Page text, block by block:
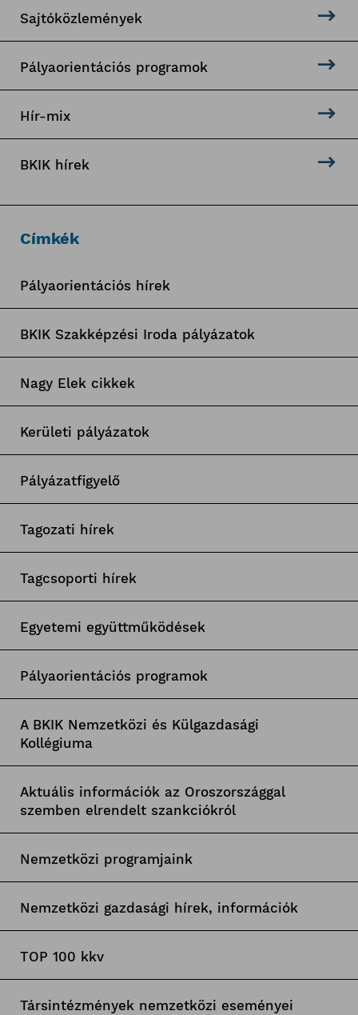
Sajtóközlemények
Pályaorientációs programok
Hír-mix
BKIK hírek
Címkék
Pályaorientációs hírek
BKIK Szakképzési Iroda pályázatok
Nagy Elek cikkek
Kerületi pályázatok
Pályázatfigyelő
Tagozati hírek
Tagcsoporti hírek
Egyetemi együttműködések
Pályaorientációs programok
A BKIK Nemzetközi és Külgazdasági
Kollégiuma
Aktuális információk az Oroszországgal
szemben elrendelt szankciókról
Nemzetközi programjaink
Nemzetközi gazdasági hírek, információk
TOP 100 kkv
Társintézmények nemzetközi eseményei